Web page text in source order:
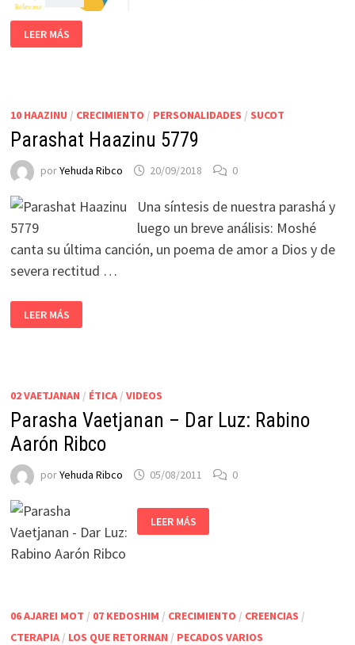
LEER MÁS
10 HAAZINU / CRECIMIENTO / PERSONALIDADES / SUCOT
Parashat Haazinu 5779
porYehuda Ribco 20/09/2018 0
Una síntesis de nuestra parashá y
luego un breve análisis: Moshé
canta su última canción, un poema de amor a Dios y de
severa rectitud …
LEER MÁS
02 VAETJANAN / ÉTICA/ VIDEOS
Parasha Vaetjanan – Dar Luz: Rabino
Aarón Ribco
porYehuda Ribco 05/08/2011 0
LEER MÁS
06 AJAREI MOT / 07 KEDOSHIM / CRECIMIENTO / CREENCIAS /
CTERAPIA/ LOS QUE RETORNAN / PECADOS VARIOS